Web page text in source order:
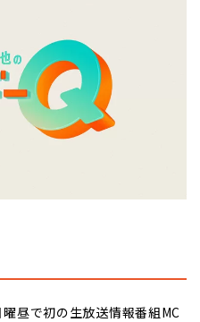
昼で初の生放送情報番組MC